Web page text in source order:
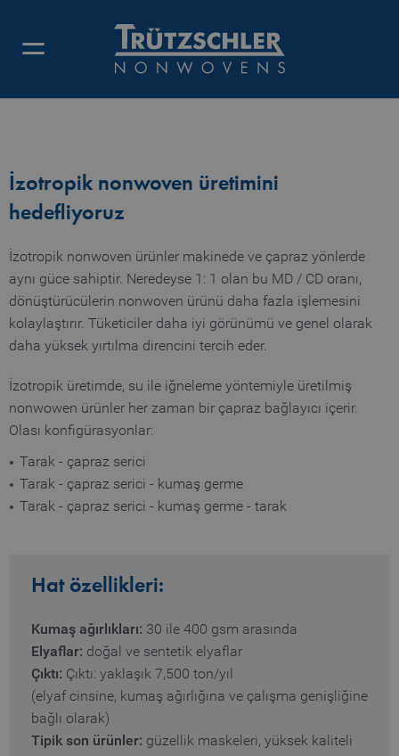
ÇAPRAZ SERICI HATLARI
İzotropik nonwoven üretimini
hedefliyoruz
İzotropik nonwoven ürünler makinede ve çapraz yönlerde
aynı güce sahiptir. Neredeyse 1: 1 olan bu MD / CD oranı,
dönüştürücülerin nonwoven ürünü daha fazla işlemesini
kolaylaştırır. Tüketiciler daha iyi görünümü ve genel olarak
daha yüksek yırtılma direncini tercih eder.
İzotropik üretimde, su ile iğneleme yöntemiyle üretilmiş
nonwowen ürünler her zaman bir çapraz bağlayıcı içerir.
Olası konfigürasyonlar:
Tarak - çapraz serici
Tarak - çapraz serici - kumaş germe
Tarak - çapraz serici - kumaş germe - tarak
Hat özellikleri:
Kumaş ağırlıkları: 30 ile 400 gsm arasında
Elyaflar: doğal ve sentetik elyaflar
Çıktı: Çıktı: yaklaşık 7,500 ton/yıl
(elyaf cinsine, kumaş ağırlığına ve çalışma genişliğine
bağlı olarak)
Tipik son ürünler: güzellik maskeleri, yüksek kaliteli